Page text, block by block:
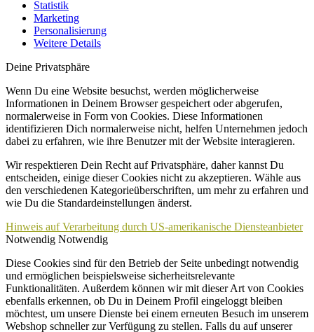
Statistik
Marketing
Personalisierung
Weitere Details
Deine Privatsphäre
Wenn Du eine Website besuchst, werden möglicherweise
Informationen in Deinem Browser gespeichert oder abgerufen,
normalerweise in Form von Cookies. Diese Informationen
identifizieren Dich normalerweise nicht, helfen Unternehmen jedoch
dabei zu erfahren, wie ihre Benutzer mit der Website interagieren.
Wir respektieren Dein Recht auf Privatsphäre, daher kannst Du
entscheiden, einige dieser Cookies nicht zu akzeptieren. Wähle aus
den verschiedenen Kategorieüberschriften, um mehr zu erfahren und
wie Du die Standardeinstellungen änderst.
Hinweis auf Verarbeitung durch US-amerikanische Diensteanbieter
Notwendig Notwendig
Diese Cookies sind für den Betrieb der Seite unbedingt notwendig
und ermöglichen beispielsweise sicherheitsrelevante
Funktionalitäten. Außerdem können wir mit dieser Art von Cookies
ebenfalls erkennen, ob Du in Deinem Profil eingeloggt bleiben
möchtest, um unsere Dienste bei einem erneuten Besuch im unserem
Webshop schneller zur Verfügung zu stellen. Falls du auf unserer